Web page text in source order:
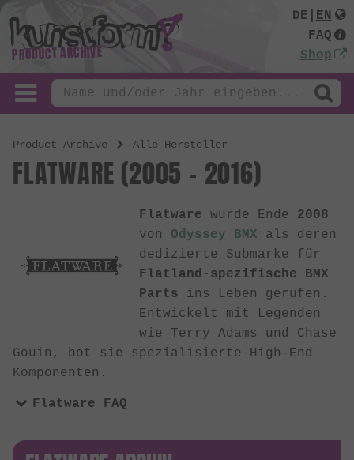
PRODUCT ARCHIVE
DE
EN
FAQ
Shop
Product Archive Alle Hersteller
FLATWARE (2005 - 2016)
Flatware wurde Ende 2008
von Odyssey BMX als deren
dedizierte Submarke für
Flatland-spezifische BMX
Parts ins Leben gerufen.
Entwickelt mit Legenden
wie Terry Adams und Chase
Gouin, bot sie spezialisierte High-End
Komponenten.
Flatware FAQ